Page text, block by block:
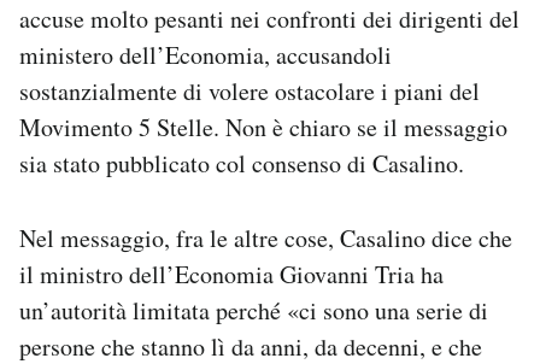
CALENDARIO
AREA PERSONALE
Area Personale
Regala il Post
Hai bisogno di aiuto?
Esci
accuse molto pesanti nei confronti dei dirigenti del
ministero dell’Economia, accusandoli
sostanzialmente di volere ostacolare i piani del
Movimento 5 Stelle. Non è chiaro se il messaggio
sia stato pubblicato col consenso di Casalino.
Nel messaggio, fra le altre cose, Casalino dice che
il ministro dell’Economia Giovanni Tria ha
un’autorità limitata perché «ci sono una serie di
persone che stanno lì da anni, da decenni, e che